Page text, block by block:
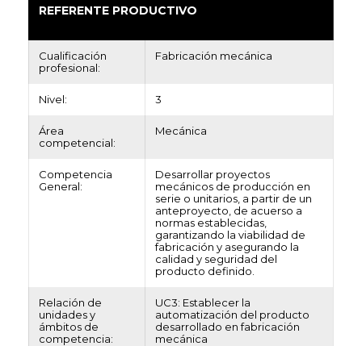
REFERENTE PRODUCTIVO
Cualificación
profesional:
Fabricación mecánica
Nivel: 3
Área
competencial:
Mecánica
Competencia
General:
Desarrollar proyectos
mecánicos de producción en
serie o unitarios, a partir de un
anteproyecto, de acuerso a
normas establecidas,
garantizando la viabilidad de
fabricación y asegurando la
calidad y seguridad del
producto definido.
Relación de
unidades y
ámbitos de
competencia:
UC3: Establecer la
automatización del producto
desarrollado en fabricación
mecánica